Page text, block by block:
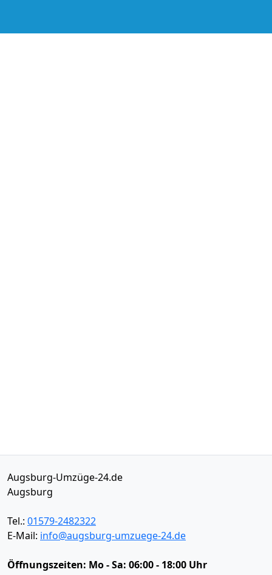
Augsburg-Umzüge-24.de
Augsburg
Tel.: 01579-2482322
E-Mail: info@augsburg-umzuege-24.de
Öffnungszeiten: Mo - Sa: 06:00 - 18:00 Uhr